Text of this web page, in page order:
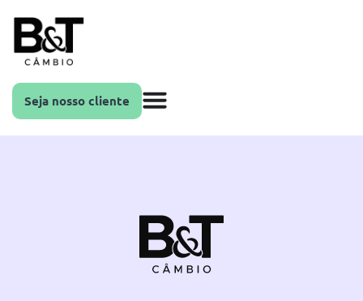
Seja nosso cliente